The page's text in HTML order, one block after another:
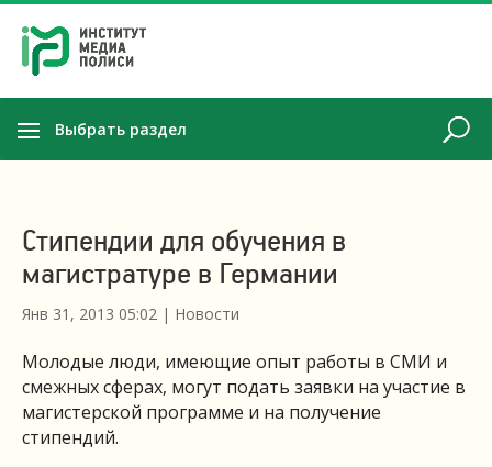
Выбрать раздел
Стипендии для обучения в
магистратуре в Германии
Янв 31, 2013 05:02 | Новости
Молодые люди, имеющие опыт работы в СМИ и
смежных сферах, могут подать заявки на участие в
магистерской программе и на получение
стипендий.